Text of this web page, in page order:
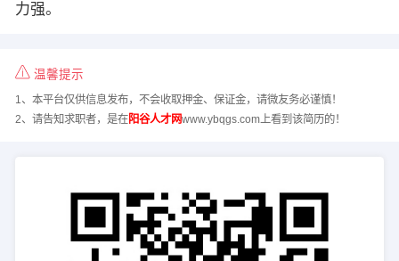
力强。
温馨提示
1、本平台仅供信息发布，不会收取押金、保证金，请微友务必谨慎！
2、请告知求职者，是在阳谷人才网www.ybqgs.com上看到该简历的！